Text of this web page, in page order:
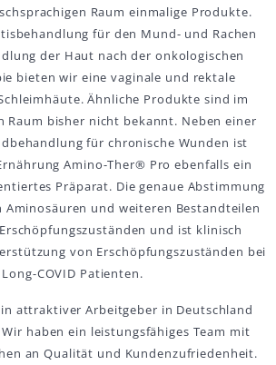
Raum einmalige Produkte.
für den Mund- und Rachen
der Haut nach der onkologischen
bieten wir eine vaginale und rektale
Ähnliche Produkte sind im
Raum bisher nicht bekannt. Neben einer
für chronische Wunden ist
Amino-Ther® Pro ebenfalls ein
Präparat. Die genaue Abstimmung
Aminosäuren und weiteren Bestandteilen
und ist klinisch
von Erschöpfungszuständen bei
Long-COVID Patienten.
attraktiver Arbeitgeber in Deutschland
haben ein leistungsfähiges Team mit
an Qualität und Kundenzufriedenheit.